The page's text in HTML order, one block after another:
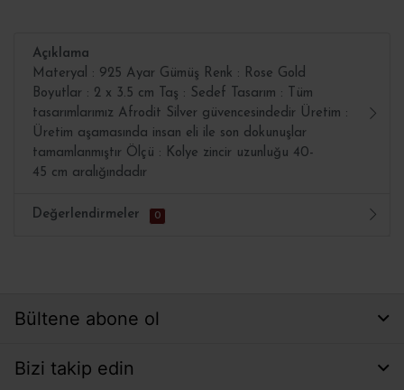
Açıklama
Materyal : 925 Ayar Gümüş Renk : Rose Gold
Boyutlar : 2 x 3.5 cm Taş : Sedef Tasarım : Tüm
tasarımlarımız Afrodit Silver güvencesindedir Üretim :
Üretim aşamasında insan eli ile son dokunuşlar
tamamlanmıştır Ölçü : Kolye zincir uzunluğu 40-
45 cm aralığındadır
Değerlendirmeler 0
Bültene abone ol
Bizi takip edin